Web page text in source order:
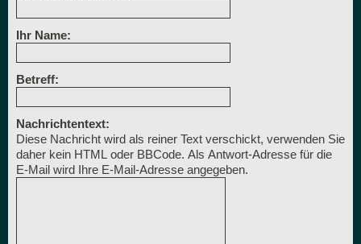
Ihr Name:
Betreff:
Nachrichtentext:
Diese Nachricht wird als reiner Text verschickt, verwenden Sie
daher kein HTML oder BBCode. Als Antwort-Adresse für die
E-Mail wird Ihre E-Mail-Adresse angegeben.